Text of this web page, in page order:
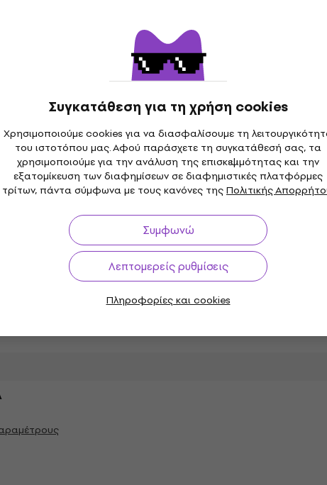
Συγκατάθεση για τη χρήση cookies
Χρησιμοποιούμε cookies για να διασφαλίσουμε τη
του ιστοτόπου μας. Αφού παράσχετε τη συγκατάθεσή σας, τα
χρησιμοποιούμε για την ανάλυση της επισκεψιμότητας και την
εξατομίκευση των διαφημίσεων σε διαφημιστικές πλατφόρμες
τρίτων, πάντα σύμφωνα με τους κανόνες τηςΠολιτικής
Συμφωνώ
Λεπτομερείς ρυθμίσεις
Πληροφορίες και cookies
Πάχος
χρώμα